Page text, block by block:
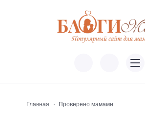
Главная Проверено мамами